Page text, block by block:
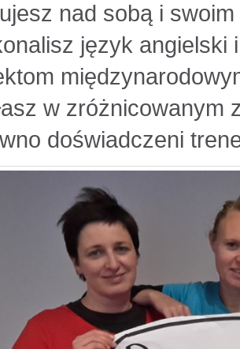
nad sobą i
język angielski
w zróżnicowanym
doświadczeni